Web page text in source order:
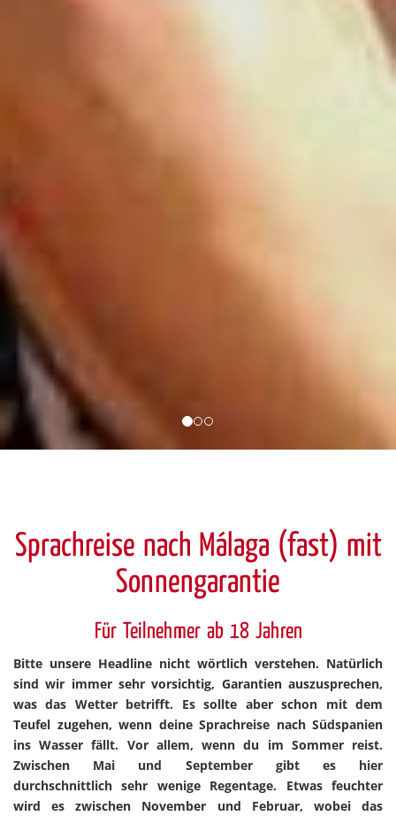
Sprachreise nach Málaga (fast) mit
Sonnengarantie
Für Teilnehmer ab 18 Jahren
Bitte unsere Headline nicht wörtlich verstehen. Natürlich
sind wir immer sehr vorsichtig, Garantien auszusprechen,
was das Wetter betrifft. Es sollte aber schon mit dem
Teufel zugehen, wenn deine Sprachreise nach Südspanien
ins Wasser fällt. Vor allem, wenn du im Sommer reist.
Zwischen Mai und September gibt es hier
durchschnittlich sehr wenige Regentage. Etwas feuchter
wird es zwischen November und Februar, wobei das